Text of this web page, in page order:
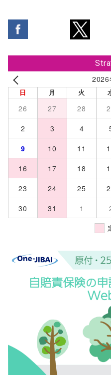
2026
日 月 火
26 27 28
2
3 4
9
10 11
16
17 18
23
24 25
30
31 1